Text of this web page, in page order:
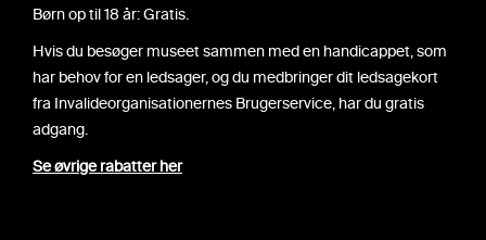
Børn op til 18 år: Gratis.
Hvis du besøger museet sammen med en handicappet, som
har behov for en ledsager, og du medbringer dit ledsagekort
fra Invalideorganisationernes Brugerservice, har du gratis
adgang.
Se øvrige rabatter her